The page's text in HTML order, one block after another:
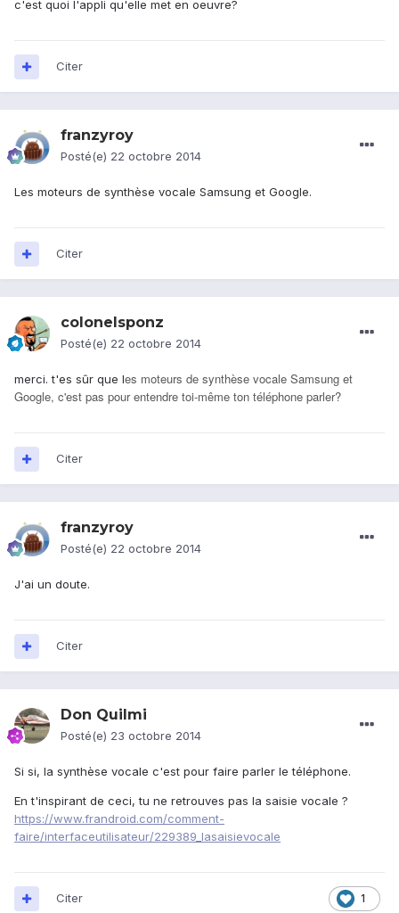
c'est quoi l'appli qu'elle met en oeuvre?
Citer
franzyroy
Posté(e) 22 octobre 2014
Les moteurs de synthèse vocale Samsung et Google.
Citer
colonelsponz
Posté(e) 22 octobre 2014
merci. t'es sûr que les moteurs de synthèse vocale Samsung et
Google, c'est pas pour entendre toi-même ton téléphone parler?
Citer
franzyroy
Posté(e) 22 octobre 2014
J'ai un doute.
Citer
Don Quilmi
Posté(e) 23 octobre 2014
Si si, la synthèse vocale c'est pour faire parler le téléphone.
En t'inspirant de ceci, tu ne retrouves pas la saisie vocale ?
https://www.frandroid.com/comment-
faire/interfaceutilisateur/229389_lasaisievocale
1
Citer